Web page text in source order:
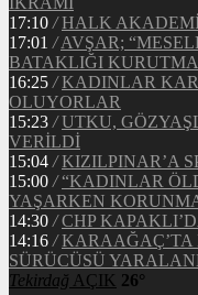
17:10 / HALK
17:01 / AVŞAR;
BATAKLIĞI
16:25 / KADINLAR
OLUYORLAR
15:23 / UTKU,
VERİLDİ
15:04 / KIZILPINAR’A
15:00 / “KADINLAR
YAŞARKEN
14:30 / CHP
14:16 / KARAAĞAÇ’TA
SÜRÜCÜSÜ
Tekirdağ AÇIK 26°